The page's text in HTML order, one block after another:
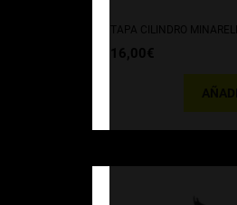
TAPA CILINDRO
16,00 €